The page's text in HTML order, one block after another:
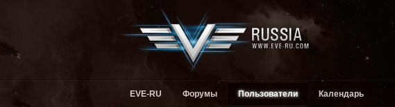
EVE-RU Форумы Пользователи Календарь